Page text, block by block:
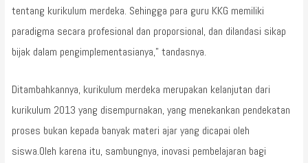
tentang kurikulum merdeka. Sehingga para guru KKG memiliki
paradigma secara profesional dan proporsional, dan dilandasi sikap
bijak dalam pengimplementasianya,” tandasnya.
Ditambahkannya, kurikulum merdeka merupakan kelanjutan dari
kurikulum 2013 yang disempurnakan, yang menekankan pendekatan
proses bukan kepada banyak materi ajar yang dicapai oleh
siswa.Oleh karena itu, sambungnya, inovasi pembelajaran bagi